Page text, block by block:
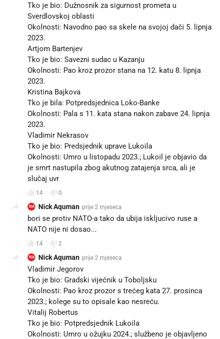
Tko je bio: Dužnosnik za sigurnost prometa u
Sverdlovskoj oblasti
Okolnosti: Navodno pao sa skele na svojoj dači 5. lipnja
2023.
Artjom Bartenjev
Tko je bio: Savezni sudac u Kazanju
Okolnosti: Pao kroz prozor stana na 12. katu 8. lipnja
2023.
Kristina Bajkova
Tko je bila: Potpredsjednica Loko-Banke
Okolnosti: Pala s 11. kata stana nakon zabave 24. lipnja
2023.
Vladimir Nekrasov
Tko je bio: Predsjednik uprave Lukoila
Okolnosti: Umro u listopadu 2023.; Lukoil je objavio da
je smrt nastupila zbog akutnog zatajenja srca, ali je
slučaj uvr
14 0
NA Nick Aquman prije 2 mjeseca
bori se protiv NATO-a tako da ubija iskljucivo ruse a
NATO nije ni dosao...
14 2
NA Nick Aquman prije 2 mjeseca
Vladimir Jegorov
Tko je bio: Gradski vijećnik u Toboljsku
Okolnosti: Pao kroz prozor s trećeg kata 27. prosinca
2023.; kolege su to opisale kao nesreću.
Vitalij Robertus
Tko je bio: Potpredsjednik Lukoila
Okolnosti: Umro u ožujku 2024.; službeno je objavljeno